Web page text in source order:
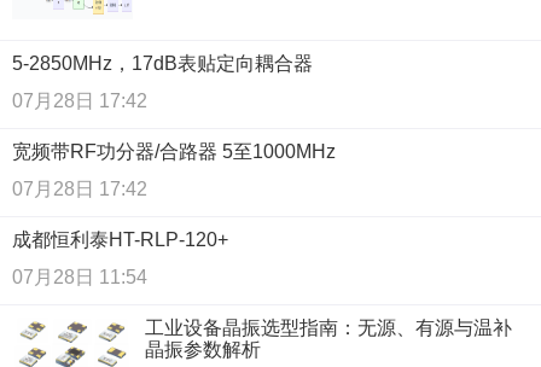
5-2850MHz，17dB表贴定向耦合器
07月28日 17:42
宽频带RF功分器/合路器 5至1000MHz
07月28日 17:42
成都恒利泰HT-RLP-120+
07月28日 11:54
工业设备晶振选型指南：无源、有源与温补
晶振参数解析